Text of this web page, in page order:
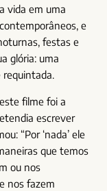
vida em uma
e
festas e
glória: uma
requintada.
filme foi a
escrever
“Por ‘nada’ ele
que temos
ou nos
nos fazem